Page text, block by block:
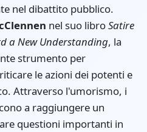
nel dibattito pubblico.
nel suo libroSatire
a New Understanding, la
strumento per
le azioni dei potenti e
Attraverso l'umorismo, i
a raggiungere un
questioni importanti in